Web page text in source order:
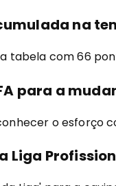
na
tabela com 66
para a
o esforço
Liga